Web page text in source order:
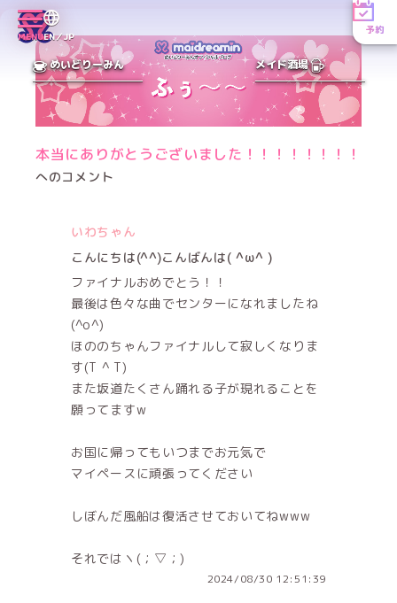
MENUEN／JP
予約
めいどりーみん メイド酒場
本当にありがとうございました！！！！！！！！
へのコメント
いわちゃん
こんにちは(^^)こんばんは( ^ω^ )
ファイナルおめでとう！！
最後は色々な曲でセンターになれましたね
(^o^)
ほののちゃんファイナルして寂しくなりま
す(T ^ T)
また坂道たくさん踊れる子が現れることを
願ってますw
お国に帰ってもいつまでお元気で
マイペースに頑張ってください
しぼんだ風船は復活させておいてねwww
それではヽ(；▽；)
2024/08/30 12:51:39